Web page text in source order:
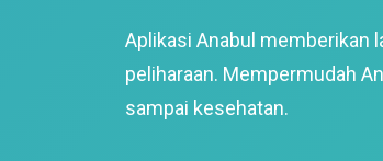
Aplikasi Anabul memberikan
peliharaan. Mempermudah
sampai kesehatan.